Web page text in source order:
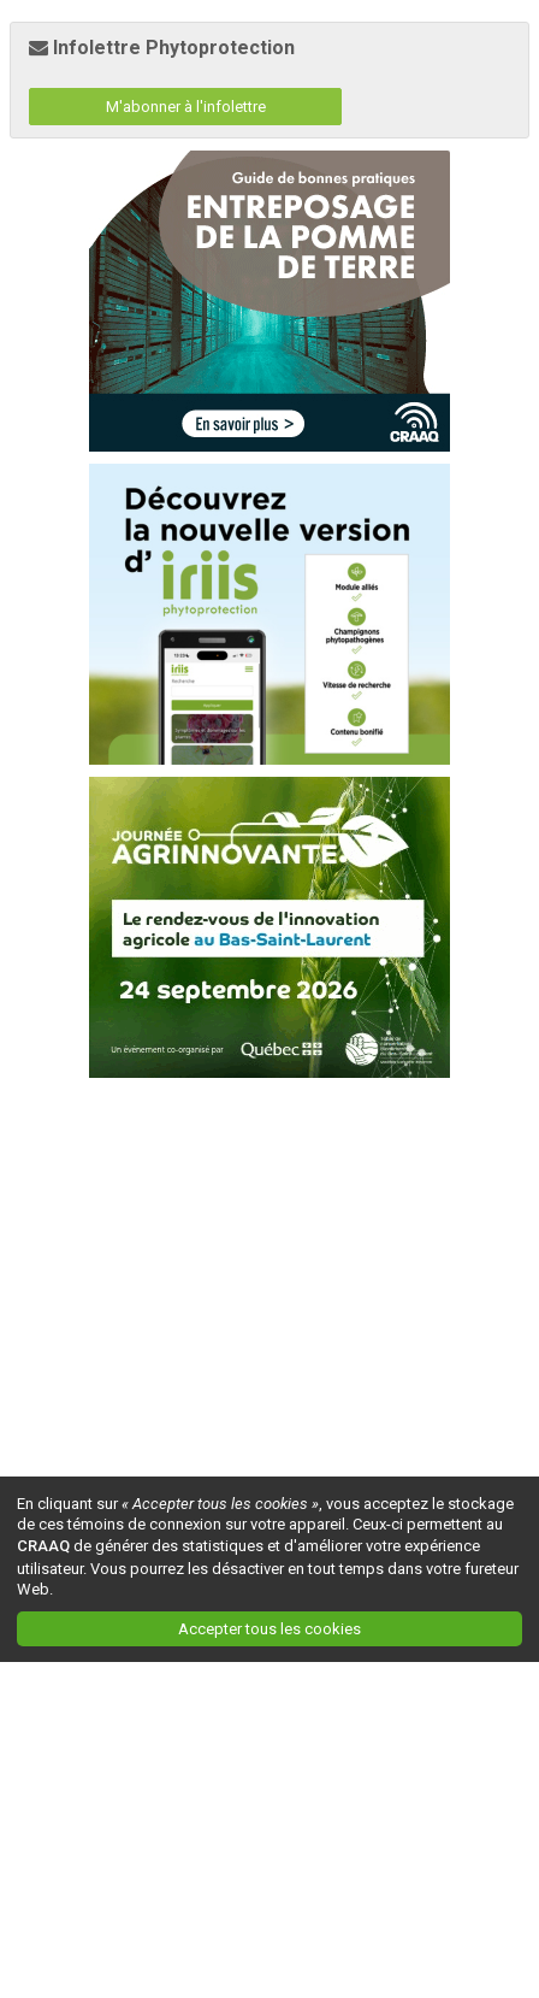
Infolettre Phytoprotection
M'abonner à l'infolettre
En cliquant sur« Accepter tous les cookies », vous acceptez le stockage
de ces témoins de connexion sur votre appareil. Ceux-ci permettent au
CRAAQ de générer des statistiques et d'améliorer votre expérience
utilisateur. Vous pourrez les désactiver en tout temps dans votre fureteur
Web.
Accepter tous les cookies